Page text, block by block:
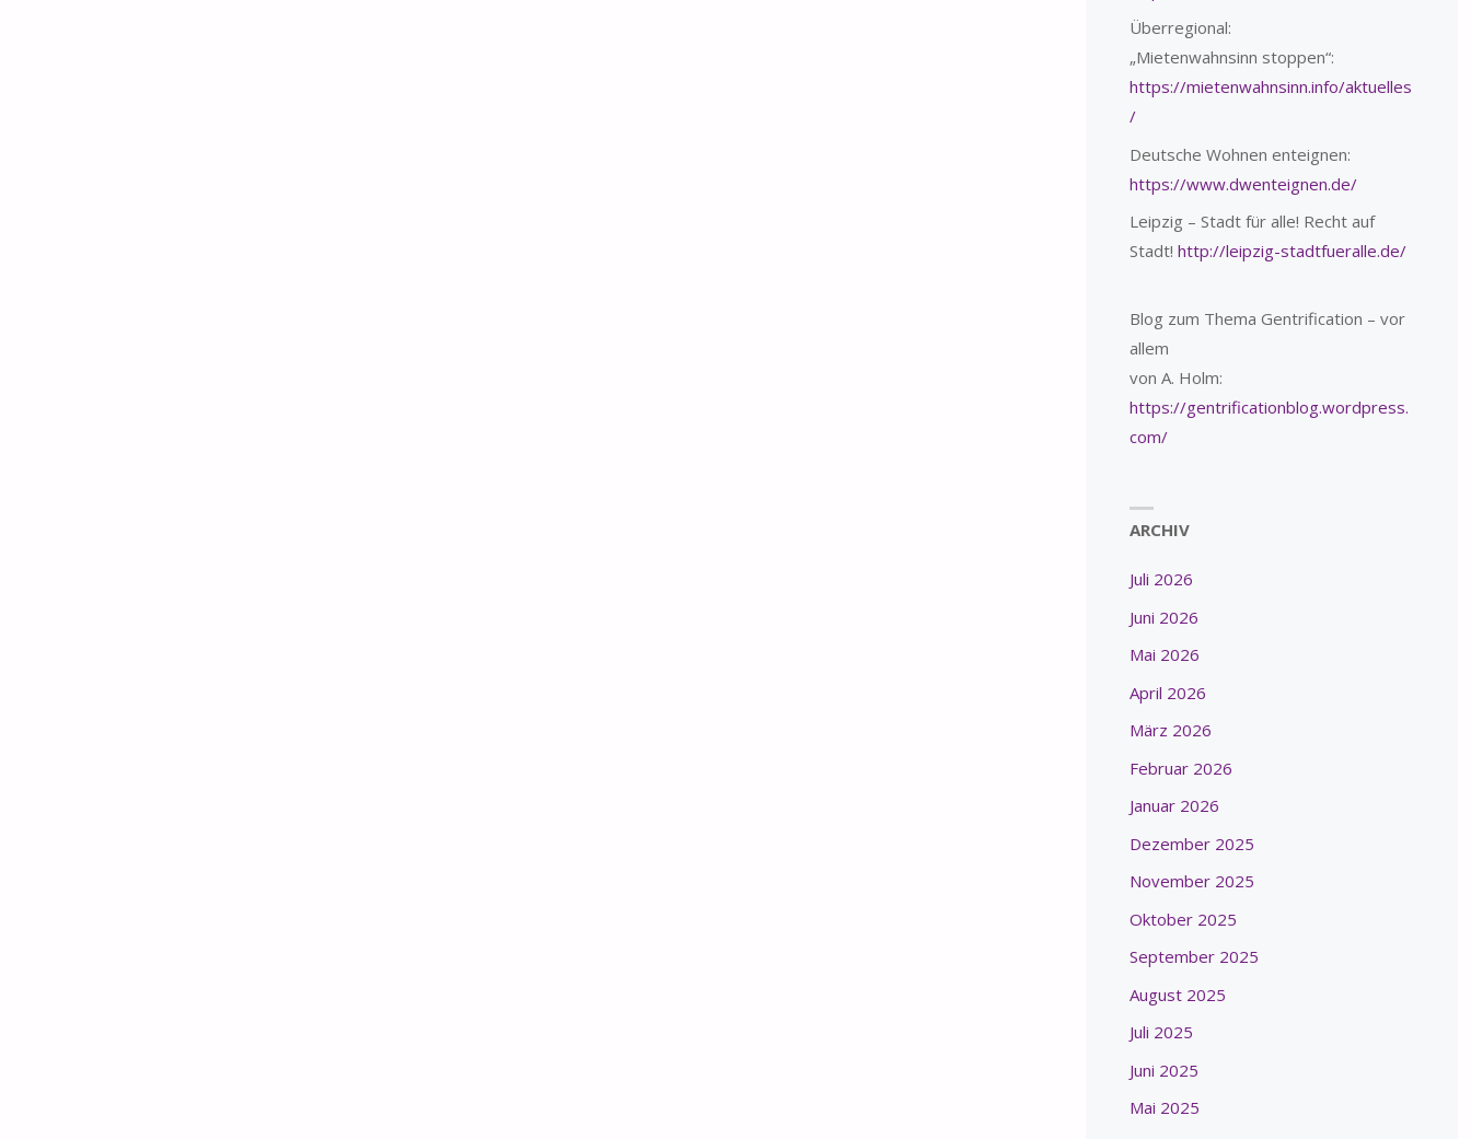
Überregional:
„Mietenwahnsinn stoppen“:
https://mietenwahnsinn.info/aktuelles
/
Deutsche Wohnen enteignen:
https://www.dwenteignen.de/
Leipzig – Stadt für alle! Recht auf
Stadt! http://leipzig-stadtfueralle.de/
Blog zum Thema Gentrification – vor
allem
von A. Holm:
https://gentrificationblog.wordpress.
com/
ARCHIV
Juli 2026
Juni 2026
Mai 2026
April 2026
März 2026
Februar 2026
Januar 2026
Dezember 2025
November 2025
Oktober 2025
September 2025
August 2025
Juli 2025
Juni 2025
Mai 2025